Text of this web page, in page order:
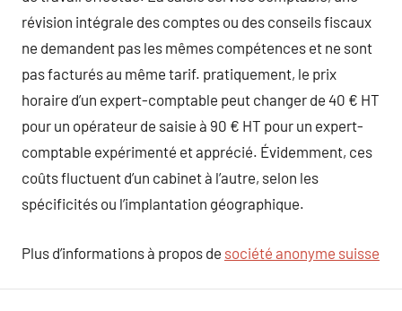
révision intégrale des comptes ou des conseils fiscaux
ne demandent pas les mêmes compétences et ne sont
pas facturés au même tarif. pratiquement, le prix
horaire d’un expert-comptable peut changer de 40 € HT
pour un opérateur de saisie à 90 € HT pour un expert-
comptable expérimenté et apprécié. Évidemment, ces
coûts fluctuent d’un cabinet à l’autre, selon les
spécificités ou l’implantation géographique.
Plus d’informations à propos de société anonyme suisse